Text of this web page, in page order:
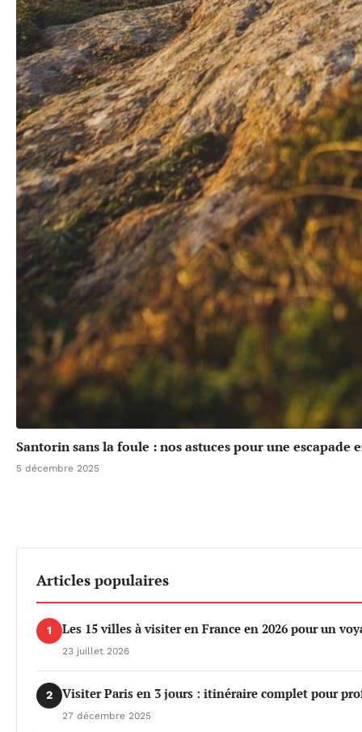
Santorin sans la foule : nos astuces pour une escapade
5 décembre 2025
Articles populaires
1 Les 15 villes à visiter en France en 2026 pour un
23 juillet 2026
2 Visiter Paris en 3 jours : itinéraire complet pour
27 décembre 2025